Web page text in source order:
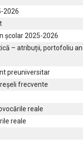
2026
școlar 2025-2026
– atribuții, portofoliu an
preuniversitar
frecvente
reale
reale